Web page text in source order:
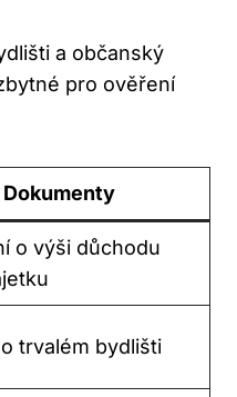
a občanský
pro ověření
Dokumenty
o výši důchodu
trvalém bydlišti